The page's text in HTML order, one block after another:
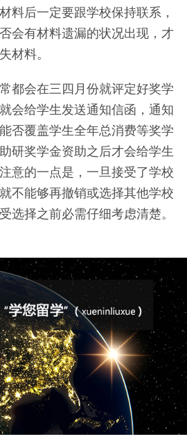
料后一定要跟学校保持联系，
会有材料遗漏的状况出现，才
材料。
都会在三四月份就评定好奖学
会给学生发送通知信函，通知
否覆盖学生全年总消费等奖学
研奖学金资助之后才会给学生
意的一点是，一旦接受了学校
不能够再撤销或选择其他学校
选择之前必需仔细考虑清楚。